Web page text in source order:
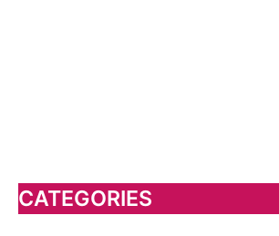
CATEGORIES